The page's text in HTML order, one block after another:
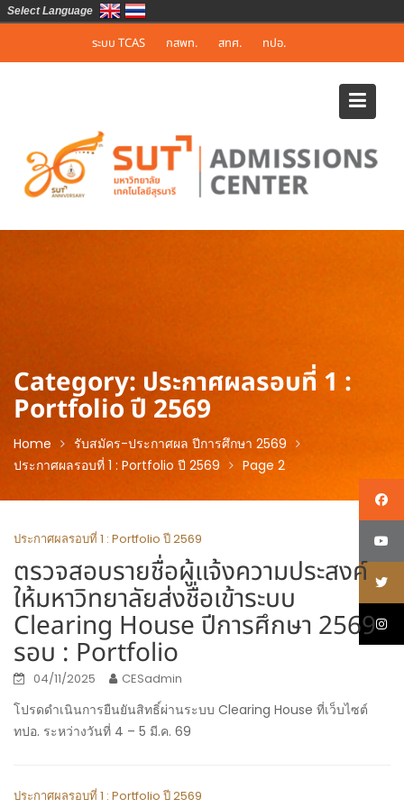
ระบบ TCAS กสพท. สทศ. ทปอ.
Category: ประกาศผลรอบที่ 1 :
Portfolio ปี 2569
Home
รับสมัคร-ประกาศผล ปีการศึกษา 2569
ประกาศผลรอบที่ 1 : Portfolio ปี 2569
Page 2
ประกาศผลรอบที่ 1 : Portfolio ปี 2569
ตรวจสอบรายชื่อผู้แจ้งความประสงค์
ให้มหาวิทยาลัยส่งชื่อเข้าระบบ
Clearing House ปีการศึกษา 2569
รอบ : Portfolio
04/11/2025 CESadmin
โปรดดำเนินการยืนยันสิทธิ์ผ่านระบบ Clearing House ที่เว็บไซต์
ทปอ. ระหว่างวันที่ 4 – 5 มี.ค. 69
ประกาศผลรอบที่ 1 : Portfolio ปี 2569
Select Language